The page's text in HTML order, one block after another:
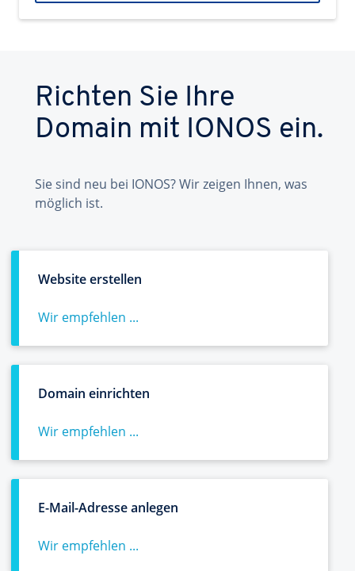
Richten Sie Ihre
Domain mit IONOS ein.
Sie sind neu bei IONOS? Wir zeigen Ihnen, was
möglich ist.
Website erstellen
Wir empfehlen ...
Domain einrichten
Wir empfehlen ...
E-Mail-Adresse anlegen
Wir empfehlen ...